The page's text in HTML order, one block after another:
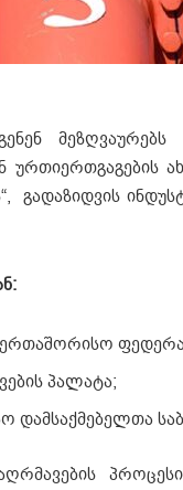
გადაზიდვის
პალატა;
დამსაქმებელთა